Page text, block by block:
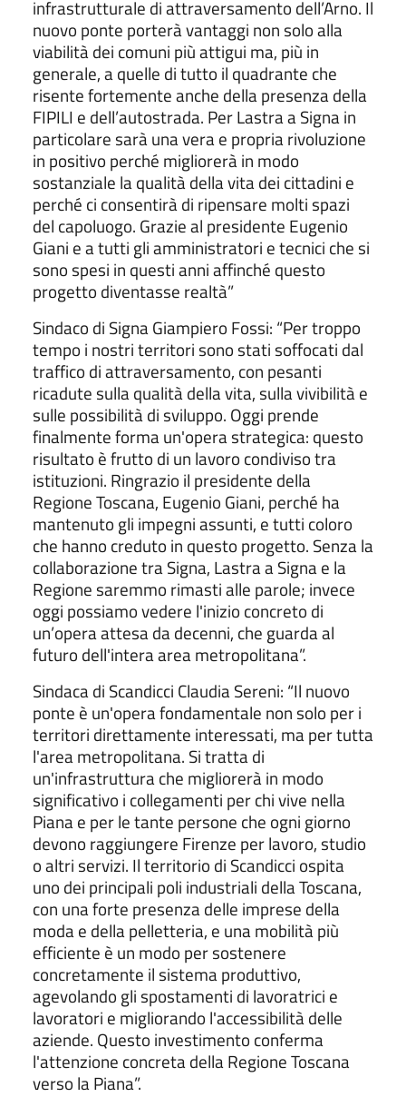
infrastrutturale di attraversamento dell’Arno. Il
nuovo ponte porterà vantaggi non solo alla
viabilità dei comuni più attigui ma, più in
generale, a quelle di tutto il quadrante che
risente fortemente anche della presenza della
FIPILI e dell’autostrada. Per Lastra a Signa in
particolare sarà una vera e propria rivoluzione
in positivo perché migliorerà in modo
sostanziale la qualità della vita dei cittadini e
perché ci consentirà di ripensare molti spazi
del capoluogo. Grazie al presidente Eugenio
Giani e a tutti gli amministratori e tecnici che si
sono spesi in questi anni affinché questo
progetto diventasse realtà”
Sindaco di Signa Giampiero Fossi: “Per troppo
tempo i nostri territori sono stati soffocati dal
traffico di attraversamento, con pesanti
ricadute sulla qualità della vita, sulla vivibilità e
sulle possibilità di sviluppo. Oggi prende
finalmente forma un'opera strategica: questo
risultato è frutto di un lavoro condiviso tra
istituzioni. Ringrazio il presidente della
Regione Toscana, Eugenio Giani, perché ha
mantenuto gli impegni assunti, e tutti coloro
che hanno creduto in questo progetto. Senza la
collaborazione tra Signa, Lastra a Signa e la
Regione saremmo rimasti alle parole; invece
oggi possiamo vedere l'inizio concreto di
un’opera attesa da decenni, che guarda al
futuro dell'intera area metropolitana”.
Sindaca di Scandicci Claudia Sereni: “Il nuovo
ponte è un'opera fondamentale non solo per i
territori direttamente interessati, ma per tutta
l'area metropolitana. Si tratta di
un'infrastruttura che migliorerà in modo
significativo i collegamenti per chi vive nella
Piana e per le tante persone che ogni giorno
devono raggiungere Firenze per lavoro, studio
o altri servizi. Il territorio di Scandicci ospita
uno dei principali poli industriali della Toscana,
con una forte presenza delle imprese della
moda e della pelletteria, e una mobilità più
efficiente è un modo per sostenere
concretamente il sistema produttivo,
agevolando gli spostamenti di lavoratrici e
lavoratori e migliorando l'accessibilità delle
aziende. Questo investimento conferma
l'attenzione concreta della Regione Toscana
verso la Piana”.